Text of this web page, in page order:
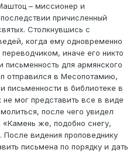
– миссионер и
причисленный
Столкнувшись с
когда ему одновременно
иначе его никто
для армянского
отправился в Месопотамию,
письменности в библиотеке в
мог представить все в виде
после чего увидел
же, подобно снегу,
После видения проповеднику
письмена по порядку и дать